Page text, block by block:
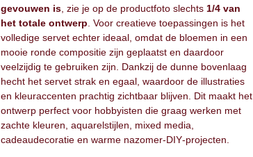
gevouwen is , zie je op de productfoto slechts 1/4 van
het totale ontwerp . Voor creatieve toepassingen is het
volledige servet echter ideaal, omdat de bloemen in een
mooie ronde compositie zijn geplaatst en daardoor
veelzijdig te gebruiken zijn. Dankzij de dunne bovenlaag
hecht het servet strak en egaal, waardoor de illustraties
en kleuraccenten prachtig zichtbaar blijven. Dit maakt het
ontwerp perfect voor hobbyisten die graag werken met
zachte kleuren, aquarelstijlen, mixed media,
cadeaudecoratie en warme nazomer‑DIY‑projecten.